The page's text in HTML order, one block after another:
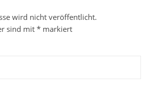
wird nicht veröffentlicht.
sind mit * markiert